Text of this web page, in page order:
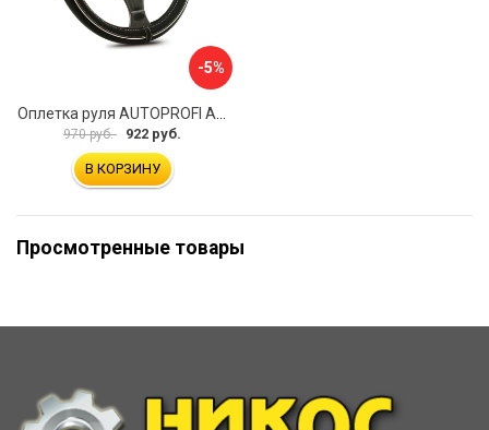
-5%
970 руб. 922 руб.
В КОРЗИНУ
Просмотренные товары